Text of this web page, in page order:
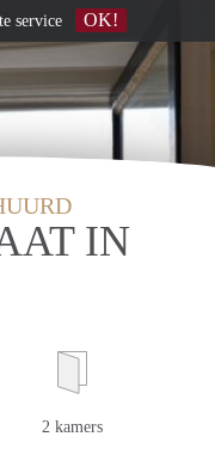
IN
2 kamers
service OK!